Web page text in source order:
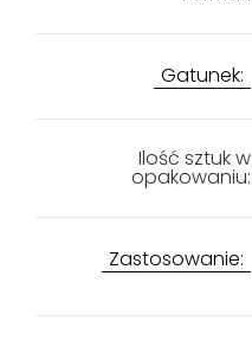
Gatunek:
Ilość sztuk w
opakowaniu:
Zastosowanie: